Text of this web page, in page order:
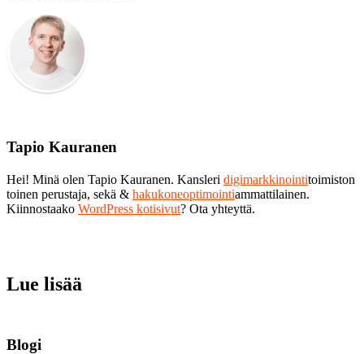
Tapio Kauranen
Hei! Minä olen Tapio Kauranen. Kansleri digimarkkinointitoimiston
toinen perustaja, sekä & hakukoneoptimointiammattilainen.
Kiinnostaako WordPress kotisivut? Ota yhteyttä.
Lue lisää
Blogi